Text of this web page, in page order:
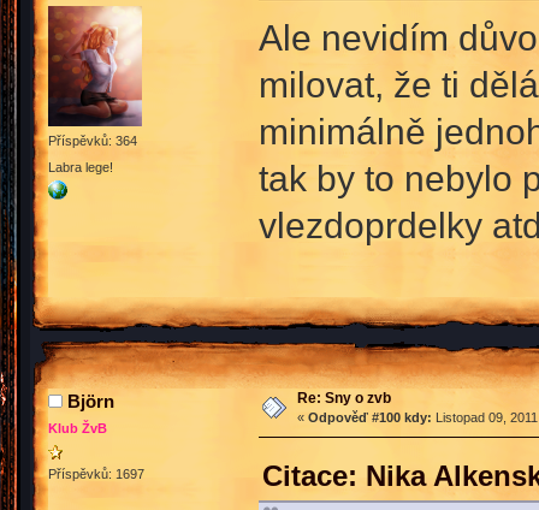
Příspěvků: 364
Labra lege!
Ale nevidím
milovat, že ti
minimálně
tak by to nebylo
vlezdoprdelky
Björn
Klub ŽvB
Příspěvků: 1697
Re: Sny o zvb
« Odpověď #100 kdy: Listopad 09,
Citace: Nika